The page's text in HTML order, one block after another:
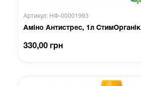
Артикул: НФ-00001993
Аміно Антистрес, 1л СтимОрганік
330,00 грн